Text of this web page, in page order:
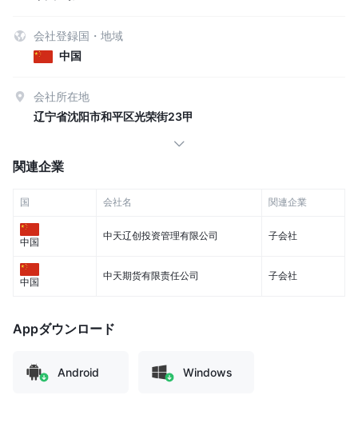
会社登録国・地域
中国
会社所在地
辽宁省沈阳市和平区光荣街23甲
関連企業
国 会社名 関連企業
中国
中天辽创投资管理有限公司 子会社
中国
中天期货有限责任公司 子会社
Appダウンロード
Android Windows